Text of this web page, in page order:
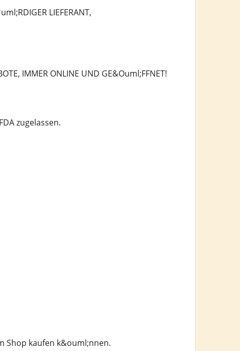
LIEFERANT,
IMMER ONLINE UND GE&Ouml;FFNET!
zugelassen.
Shop kaufen k&ouml;nnen.